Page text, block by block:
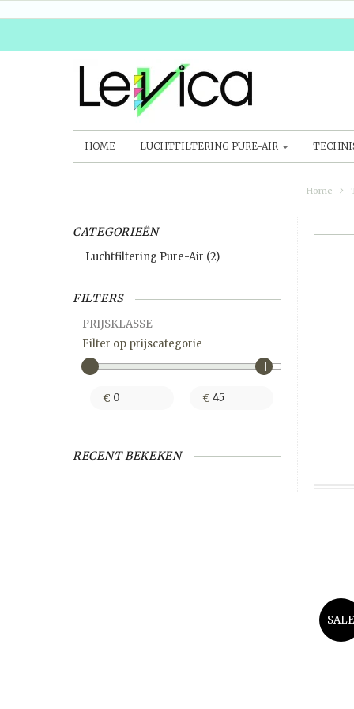
HOME LUCHTFILTERING PURE-AIR
Home
CATEGORIEËN
Luchtfiltering Pure-Air (2)
FILTERS
PRIJSKLASSE
Filter op prijscategorie
€ €
RECENT BEKEKEN
SALE